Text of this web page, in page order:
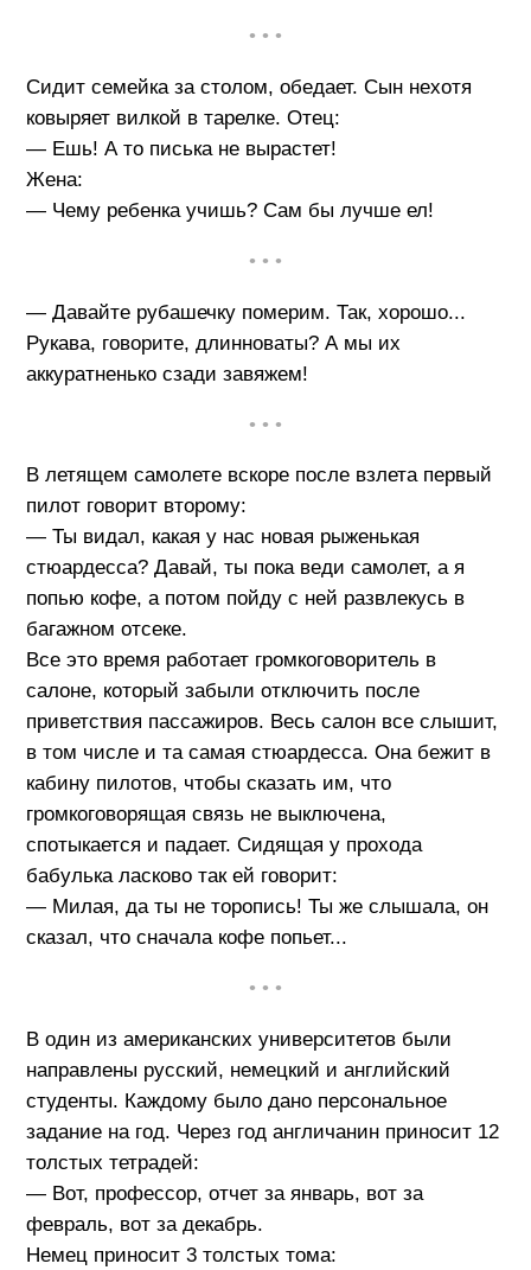
• • •
Сидит семейка за столом, обедает. Сын нехотя
ковыряет вилкой в тарелке. Отец:
— Ешь! А то писька не вырастет!
Жена:
— Чему ребенка учишь? Сам бы лучше ел!
• • •
— Давайте рубашечку померим. Так, хорошо...
Рукава, говорите, длинноваты? А мы их
аккуратненько сзади завяжем!
• • •
В летящем самолете вскоре после взлета первый
пилот говорит второму:
— Ты видал, какая у нас новая рыженькая
стюардесса? Давай, ты пока веди самолет, а я
попью кофе, а потом пойду с ней развлекусь в
багажном отсеке.
Все это время работает громкоговоритель в
салоне, который забыли отключить после
приветствия пассажиров. Весь салон все слышит,
в том числе и та самая стюардесса. Она бежит в
кабину пилотов, чтобы сказать им, что
громкоговорящая связь не выключена,
спотыкается и падает. Сидящая у прохода
бабулька ласково так ей говорит:
— Милая, да ты не торопись! Ты же слышала, он
сказал, что сначала кофе попьет...
• • •
В один из американских университетов были
направлены русский, немецкий и английский
студенты. Каждому было дано персональное
задание на год. Через год англичанин приносит 12
толстых тетрадей:
— Вот, профессор, отчет за январь, вот за
февраль, вот за декабрь.
Немец приносит 3 толстых тома: